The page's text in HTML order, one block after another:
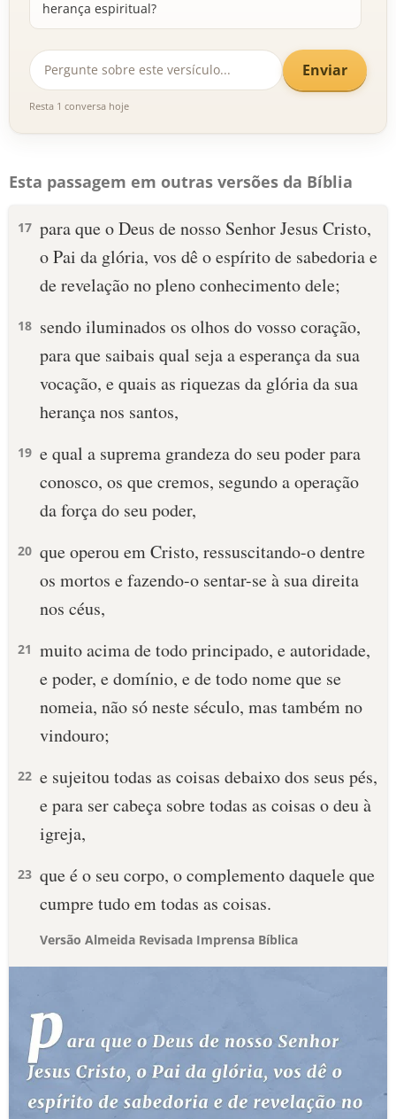
herança espiritual?
Enviar
Resta 1 conversa hoje
Esta passagem em outras versões da Bíblia
17 para que o Deus de nosso Senhor Jesus Cristo,
o Pai da glória, vos dê o espírito de sabedoria e
de revelação no pleno conhecimento dele;
18 sendo iluminados os olhos do vosso coração,
para que saibais qual seja a esperança da sua
vocação, e quais as riquezas da glória da sua
herança nos santos,
19 e qual a suprema grandeza do seu poder para
conosco, os que cremos, segundo a operação
da força do seu poder,
20 que operou em Cristo, ressuscitando-o dentre
os mortos e fazendo-o sentar-se à sua direita
nos céus,
21 muito acima de todo principado, e autoridade,
e poder, e domínio, e de todo nome que se
nomeia, não só neste século, mas também no
vindouro;
22 e sujeitou todas as coisas debaixo dos seus pés,
e para ser cabeça sobre todas as coisas o deu à
igreja,
23 que é o seu corpo, o complemento daquele que
cumpre tudo em todas as coisas.
Versão Almeida Revisada Imprensa Bíblica